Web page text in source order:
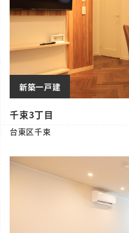
新築一戸建
千束3丁目
台東区千束